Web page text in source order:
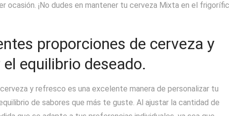
ocasión. ¡No dudes en mantener tu cerveza Mixta en el
proporciones de cerveza y
equilibrio deseado.
y refresco es una excelente manera de personalizar tu
de sabores que más te guste. Al ajustar la cantidad de